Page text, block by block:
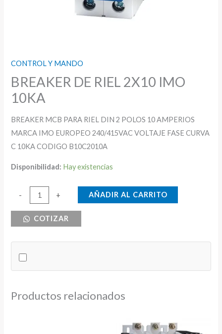
CONTROL Y MANDO
BREAKER DE RIEL 2X10 IMO
10KA
BREAKER MCB PARA RIEL DIN 2 POLOS 10 AMPERIOS
MARCA IMO EUROPEO 240/415VAC VOLTAJE FASE CURVA
C 10KA CODIGO B10C2010A
Disponibilidad: Hay existencias
-
BREAKER
RIEL
10KA
cantidad
+ AÑADIR AL CARRITO
COTIZAR
Productos relacionados